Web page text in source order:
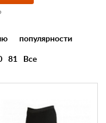
популярности
81 Все